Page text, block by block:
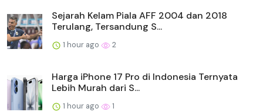
Sejarah Kelam Piala AFF 2004 dan 2018
Terulang, Tersandung S...
1 hour ago 2
Harga iPhone 17 Pro di Indonesia Ternyata
Lebih Murah dari S...
1 hour ago 1